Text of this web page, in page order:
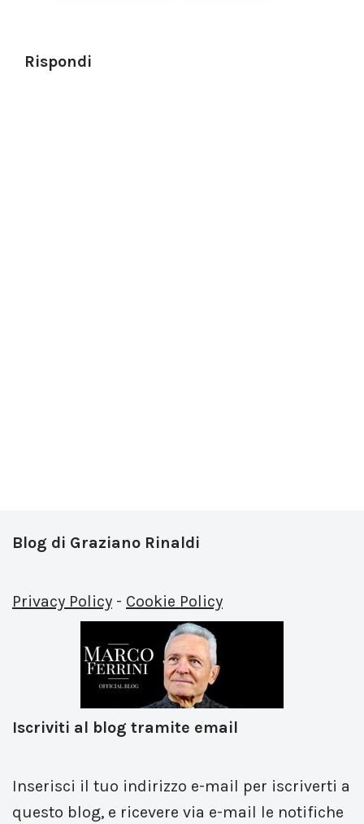
Rispondi
Blog di Graziano Rinaldi
Privacy Policy - Cookie Policy
Iscriviti al blog tramite email
Inserisci il tuo indirizzo e-mail per iscriverti a
questo blog, e ricevere via e-mail le notifiche